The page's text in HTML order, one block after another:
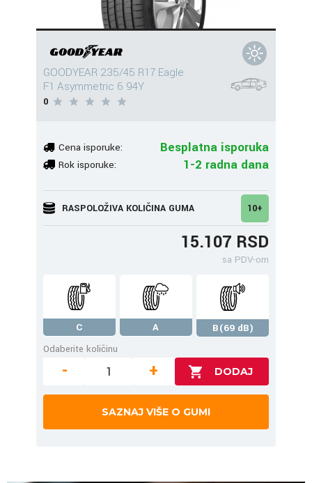
GOODYEAR 235/45 R17 Eagle
F1 Asymmetric 6 94Y
0
Cena isporuke: Besplatna isporuka
Rok isporuke: 1-2 radna dana
RASPOLOŽIVA KOLIČINA GUMA 10+
15.107 RSD
sa PDV-om
C A
B(69 dB)
Odaberite količinu
- +
SAZNAJ VIŠE O GUMI